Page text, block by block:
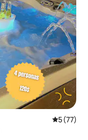
5 de uma
5 (77)